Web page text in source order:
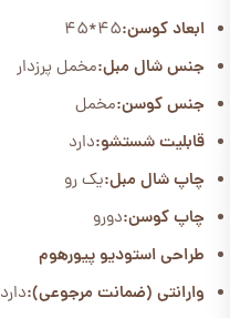
ابعاد کوسن:45*45
جنس شال مبل:مخمل پرزدار
جنس کوسن:مخمل
قابلیت شستشو:دارد
چاپ شال مبل:یک رو
چاپ کوسن:دورو
طراحی استودیو پیورهوم
وارانتی (ضمانت مرجوعی):دارد